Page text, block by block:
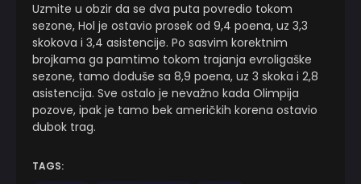
Uzmite u obzir da se dva puta povredio tokom
sezone, Hol je ostavio prosek od 9,4 poena, uz 3,3
skokova i 3,4 asistencije. Po sasvim korektnim
brojkama ga pamtimo tokom trajanja evroligaške
sezone, tamo doduše sa 8,9 poena, uz 3 skoka i 2,8
asistencija. Sve ostalo je nevažno kada Olimpija
pozove, ipak je tamo bek američkih korena ostavio
dubok trag.
TAGS: